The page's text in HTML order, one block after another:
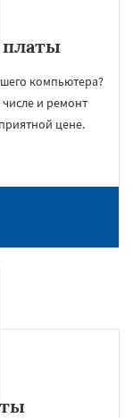
компьютера?
и ремонт
цене.